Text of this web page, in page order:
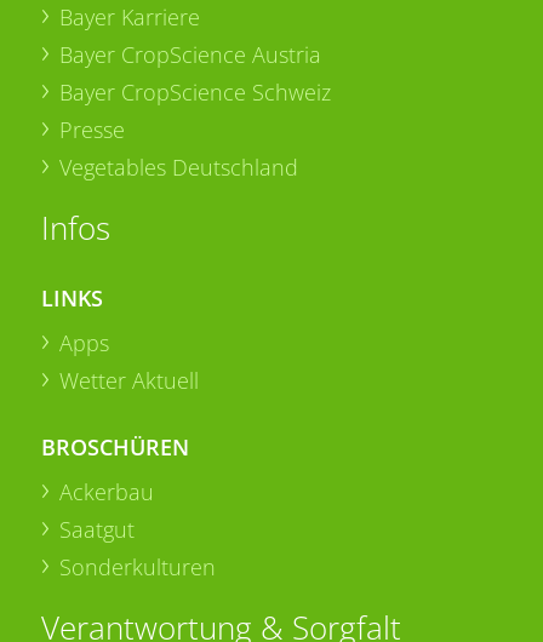
Bayer Karriere
Bayer CropScience Austria
Bayer CropScience Schweiz
Presse
Vegetables Deutschland
Infos
LINKS
Apps
Wetter Aktuell
BROSCHÜREN
Ackerbau
Saatgut
Sonderkulturen
Verantwortung & Sorgfalt